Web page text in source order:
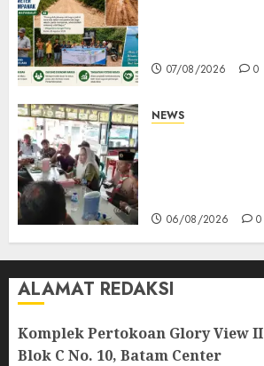
07/08/2026 0
NEWS
06/08/2026 0
ALAMAT REDAKSI
Komplek Pertokoan Glory View II
Blok C No. 10, Batam Center